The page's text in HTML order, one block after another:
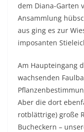
dem Diana-Garten
Ansammlung
aus ging es zur
imposanten
Am Haupteingang
wachsenden
Aber die dort
rotblättrige) große
Bucheckern –